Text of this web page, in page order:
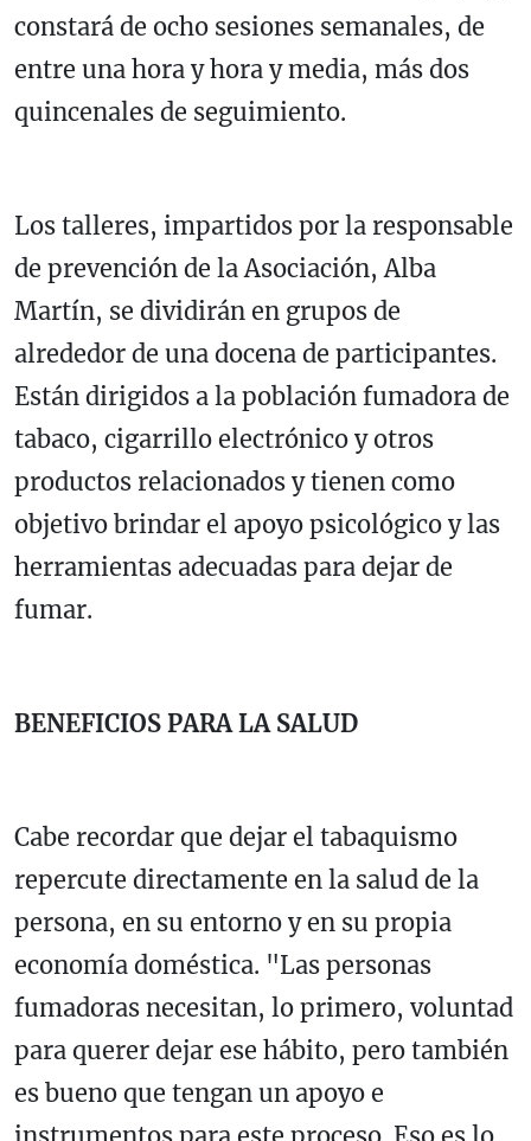
constará de ocho sesiones semanales, de
entre una hora y hora y media, más dos
quincenales de seguimiento.
Los talleres, impartidos por la responsable
de prevención de la Asociación, Alba
Martín, se dividirán en grupos de
alrededor de una docena de participantes.
Están dirigidos a la población fumadora de
tabaco, cigarrillo electrónico y otros
productos relacionados y tienen como
objetivo brindar el apoyo psicológico y las
herramientas adecuadas para dejar de
fumar.
BENEFICIOS PARA LA SALUD
Cabe recordar que dejar el tabaquismo
repercute directamente en la salud de la
persona, en su entorno y en su propia
economía doméstica. "Las personas
fumadoras necesitan, lo primero, voluntad
para querer dejar ese hábito, pero también
es bueno que tengan un apoyo e